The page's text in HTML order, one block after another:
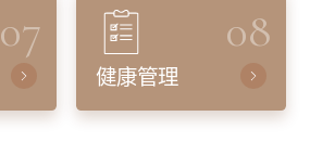
07 08
健康管理